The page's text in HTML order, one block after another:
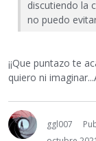
discutiendo la
no puedo
¡¡Que puntazo te
quiero ni
ggl007